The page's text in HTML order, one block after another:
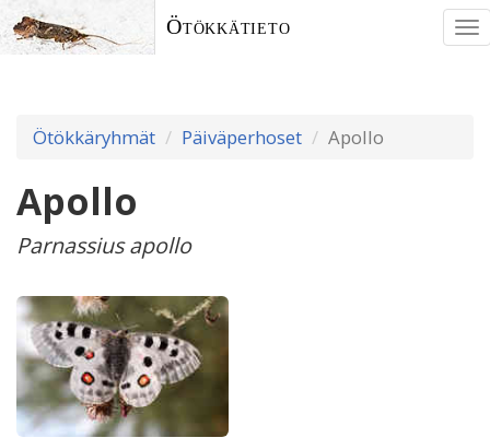
Ötökkätieto
Ötökkäryhmät Päiväperhoset Apollo
Apollo
Parnassius apollo